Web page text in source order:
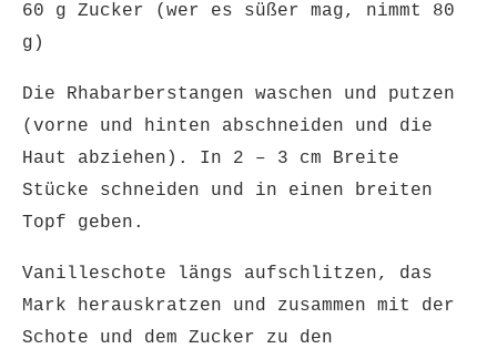
60 g Zucker (wer es süßer mag, nimmt 80
g)
Die Rhabarberstangen waschen und putzen
(vorne und hinten abschneiden und die
Haut abziehen). In 2 – 3 cm Breite
Stücke schneiden und in einen breiten
Topf geben.
Vanilleschote längs aufschlitzen, das
Mark herauskratzen und zusammen mit der
Schote und dem Zucker zu den